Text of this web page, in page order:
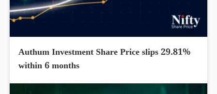
Authum Investment Share Price slips 29.81%
within 6 months